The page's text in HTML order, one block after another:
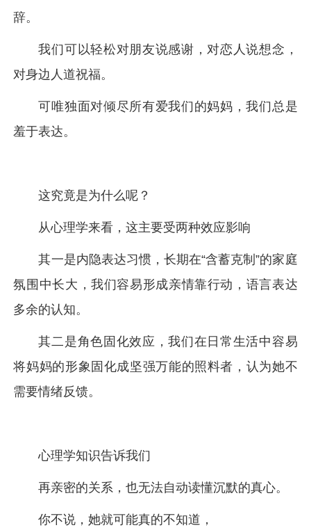
辞。
我们可以轻松对朋友说感谢，对恋人说想念，
对身边人道祝福。
可唯独面对倾尽所有爱我们的妈妈，我们总是
羞于表达。
这究竟是为什么呢？
从心理学来看，这主要受两种效应影响
其一是内隐表达习惯，长期在“含蓄克制”的家庭
氛围中长大，我们容易形成亲情靠行动，语言表达
多余的认知。
其二是角色固化效应，我们在日常生活中容易
将妈妈的形象固化成坚强万能的照料者，认为她不
需要情绪反馈。
心理学知识告诉我们
再亲密的关系，也无法自动读懂沉默的真心。
你不说，她就可能真的不知道，